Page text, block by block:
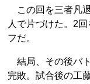
この回を三者凡
人で片づけた。2
フだ。
結局、その後バ
完敗。試合後の工